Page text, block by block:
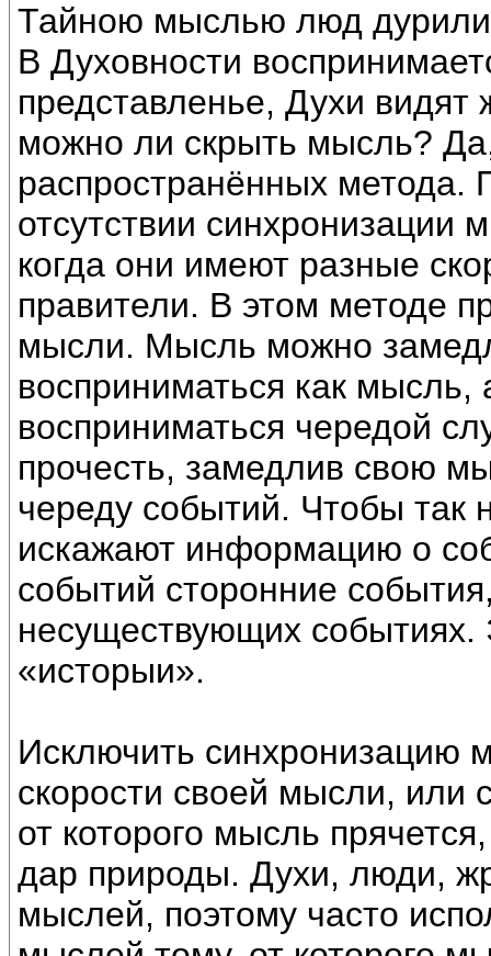
Тайною мыслью люд
В Духовности
представленье, Духи
можно ли скрыть мысль?
распространённых метода.
отсутствии
когда они имеют разные
правители. В этом методе
мысли. Мысль можно
восприниматься как
восприниматься чередой
прочесть, замедлив свою
череду событий. Чтобы так
искажают информацию о
событий сторонние
несуществующих событиях.
«исторыи».
Исключить синхронизацию
скорости своей мысли, или
от которого мысль
дар природы. Духи, люди,
мыслей, поэтому часто